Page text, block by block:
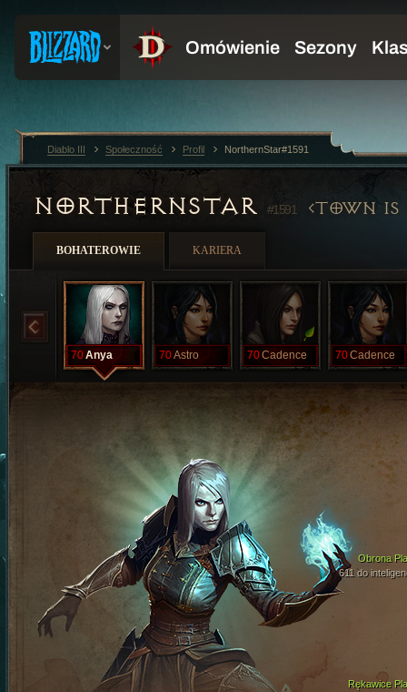
NORTHERNSTAR #1591 TOWN IS
BOHATEROWIE KARIERA
70Anya 70Astro 70Cadence 70Cadence
Rękawice
Obrona
611 do
Diablo III Społeczność Profil NorthernStar#1591